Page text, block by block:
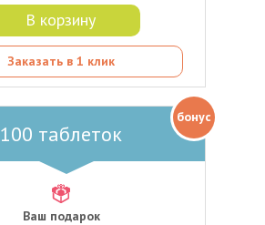
В корзину
Заказать в 1 клик
100 таблеток
Ваш подарок
бонус